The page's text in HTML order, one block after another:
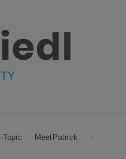
Topic MeetPatrick